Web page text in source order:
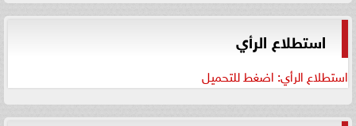
استطلاع الرأي
استطلاع الرأي: اضغط للتحميل